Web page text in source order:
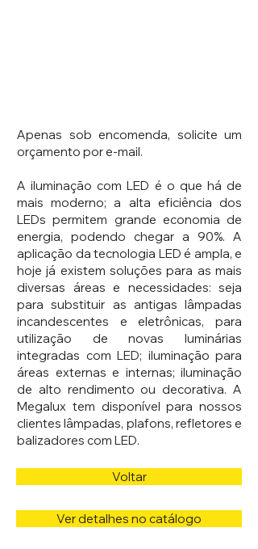
Apenas sob encomenda, solicite um
orçamento por e-mail.
A iluminação com LED é o que há de
mais moderno; a alta eficiência dos
LEDs permitem grande economia de
energia, podendo chegar a 90%. A
aplicação da tecnologia LED é ampla, e
hoje já existem soluções para as mais
diversas áreas e necessidades: seja
para substituir as antigas lâmpadas
incandescentes e eletrônicas, para
utilização de novas luminárias
integradas com LED; iluminação para
áreas externas e internas; iluminação
de alto rendimento ou decorativa. A
Megalux tem disponível para nossos
clientes lâmpadas, plafons, refletores e
balizadores com LED.
Voltar
Ver detalhes no catálogo